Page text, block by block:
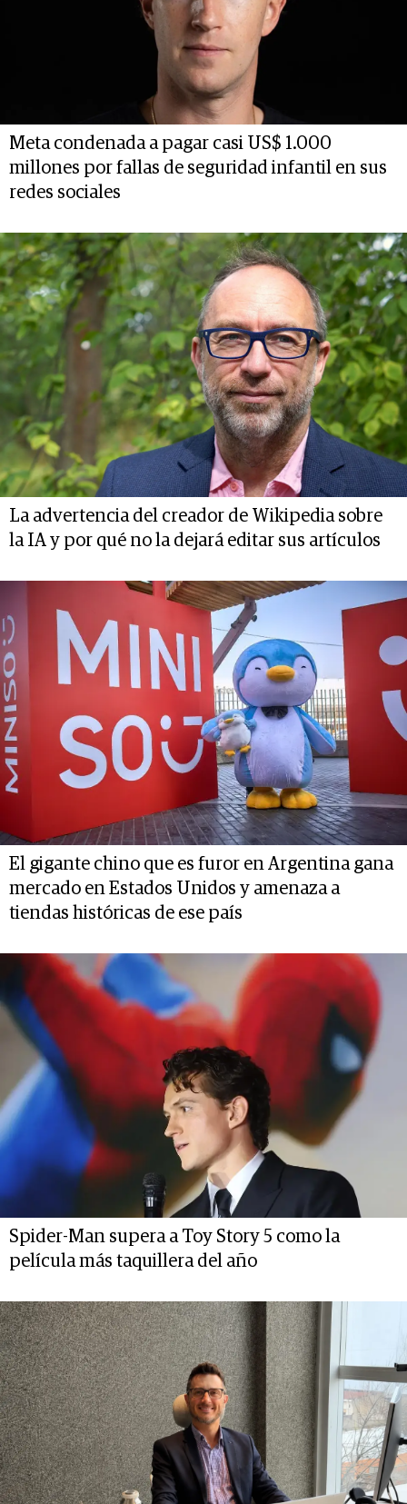
Meta condenada a pagar casi US$ 1.000
millones por fallas de seguridad infantil en sus
redes sociales
La advertencia del creador de Wikipedia sobre
la IA y por qué no la dejará editar sus artículos
El gigante chino que es furor en Argentina gana
mercado en Estados Unidos y amenaza a
tiendas históricas de ese país
Spider-Man supera a Toy Story 5 como la
película más taquillera del año